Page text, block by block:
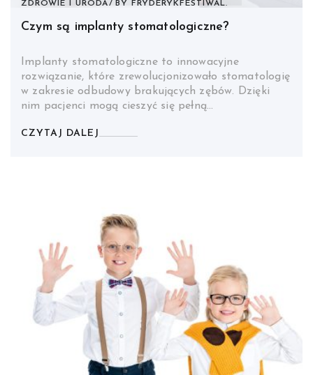
ZDROWIE I URODA BY FRYDERYKFESTIWAL.
Czym są implanty stomatologiczne?
Implanty stomatologiczne to innowacyjne
rozwiązanie, które zrewolucjonizowało stomatologię
w zakresie odbudowy brakujących zębów. Dzięki
nim pacjenci mogą cieszyć się pełną…
CZYTAJ DALEJ